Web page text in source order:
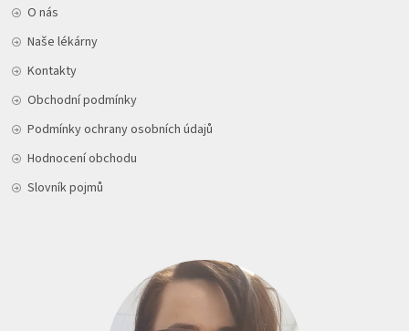
O nás
Naše lékárny
Kontakty
Obchodní podmínky
Podmínky ochrany osobních údajů
Hodnocení obchodu
Slovník pojmů